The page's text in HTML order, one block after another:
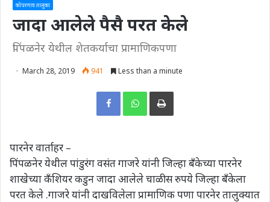
कोपरगाव तालुका
जादा आलेले पैसै परत केले
पिंपळनेर येथील शेतकर्याचा प्रामाणिकपणा
March 28, 2019 941 Less than a minute
Print
पारनेर वार्ताहर –
पिंपळनेर येथील पांडुरंग वसंत गाजरे यांनी जिल्हा बँकेच्या पारनेर
शाखेच्या कँशियर कडुन जादा आलेले चाळीस रुपये जिल्हा बँकेला
परत केले .गाजरे यांनी दाखविलेला प्रामाणिक पणा पारनेर तालुक्यात